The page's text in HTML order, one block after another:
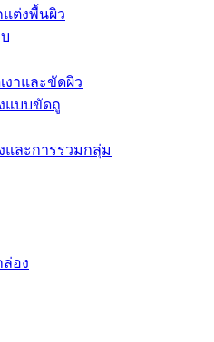
ต่งพื้นผิว
งาและขัดผิว
แบบขัดถู
และการรวมกลุ่ม
อง